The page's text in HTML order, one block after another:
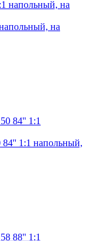
на
84'' 1:1 напольный,